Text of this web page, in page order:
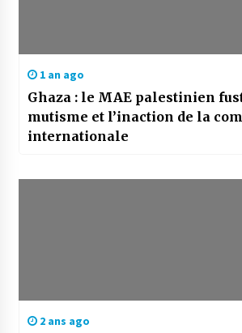
1 an ago
Ghaza : le MAE palestinien
mutisme et l’inaction de la
internationale
2 ans ago